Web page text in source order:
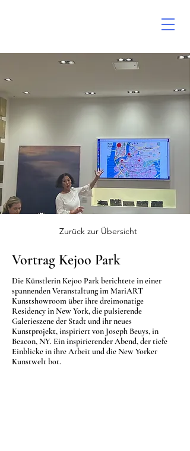
Zurück zur Übersicht
Vortrag Kejoo Park
Die Künstlerin Kejoo Park berichtete in einer
spannenden Veranstaltung im MariART
Kunstshowroom über ihre dreimonatige
Residency in New York, die pulsierende
Galerieszene der Stadt und ihr neues
Kunstprojekt, inspiriert von Joseph Beuys, in
Beacon, NY. Ein inspirierender Abend, der tiefe
Einblicke in ihre Arbeit und die New Yorker
Kunstwelt bot.